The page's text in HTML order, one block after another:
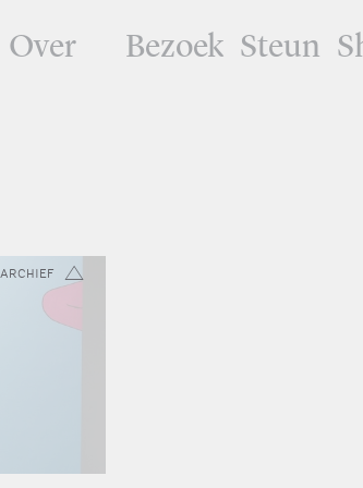
Over Bezoek Steun
ARCHIEF